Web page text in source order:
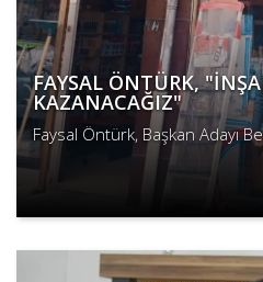
FAYSAL ÖNTÜRK,
KAZANACAĞIZ"
Faysal Öntürk, Başkan Adayı